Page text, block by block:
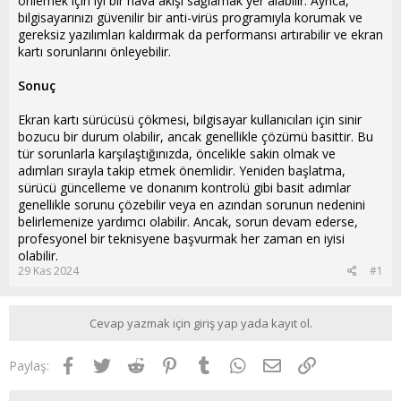
bilgisayarınızı güvenilir bir anti-virüs programıyla korumak ve
gereksiz yazılımları kaldırmak da performansı artırabilir ve ekran
kartı sorunlarını önleyebilir.
Sonuç
Ekran kartı sürücüsü çökmesi, bilgisayar kullanıcıları için sinir
bozucu bir durum olabilir, ancak genellikle çözümü basittir. Bu
tür sorunlarla karşılaştığınızda, öncelikle sakin olmak ve
adımları sırayla takip etmek önemlidir. Yeniden başlatma,
sürücü güncelleme ve donanım kontrolü gibi basit adımlar
genellikle sorunu çözebilir veya en azından sorunun nedenini
belirlemenize yardımcı olabilir. Ancak, sorun devam ederse,
profesyonel bir teknisyene başvurmak her zaman en iyisi
olabilir.
29 Kas 2024 #1
Cevap yazmak için giriş yap yada kayıt ol.
Paylaş: Facebook
TwitterReddit PinterestTumblrWhatsApp
E-postaLink